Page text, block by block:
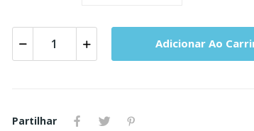
Adicionar Ao
Partilhar